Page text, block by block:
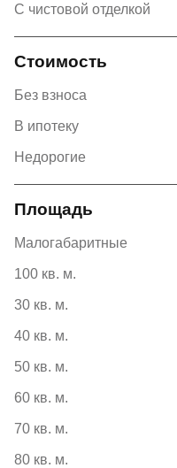
С чистовой отделкой
Стоимость
Без взноса
В ипотеку
Недорогие
Площадь
Малогабаритные
100 кв. м.
30 кв. м.
40 кв. м.
50 кв. м.
60 кв. м.
70 кв. м.
80 кв. м.